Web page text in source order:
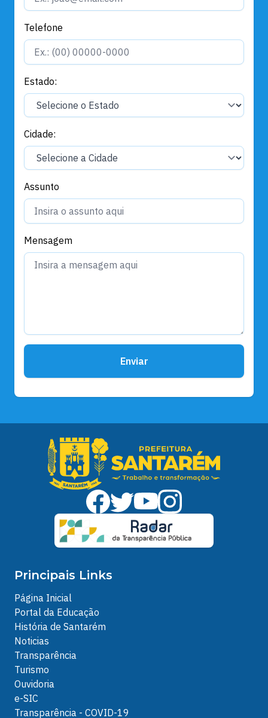
Telefone
Estado:
Cidade:
Assunto
Mensagem
Enviar
Principais Links
Página Inicial
Portal da Educação
História de Santarém
Noticias
Transparência
Turismo
Ouvidoria
e-SIC
Transparência - COVID-19